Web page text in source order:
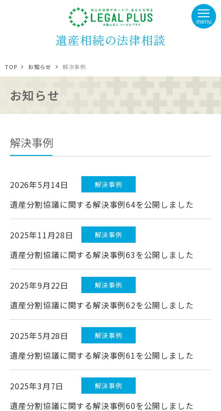
遺産相続の法律相談
menu
TOP お知らせ 解決事例
お知らせ
解決事例
2026年5月14日 解決事例
遺産分割協議に関する解決事例64を公開しました
2025年11月28日 解決事例
遺産分割協議に関する解決事例63を公開しました
2025年9月22日 解決事例
遺産分割協議に関する解決事例62を公開しました
2025年5月28日 解決事例
遺産分割協議に関する解決事例61を公開しました
2025年3月7日 解決事例
遺産分割協議に関する解決事例60を公開しました